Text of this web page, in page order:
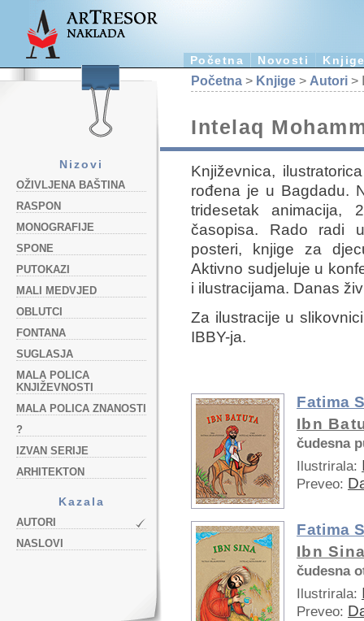
Početna Novosti
Nizovi
OŽIVLJENA BAŠTINA
RASPON
MONOGRAFIJE
SPONE
PUTOKAZI
MALI MEDVJED
OBLUTCI
FONTANA
SUGLASJA
MALA POLICA
KNJIŽEVNOSTI
MALA POLICA ZNANOSTI
?
IZVAN SERIJE
ARHITEKTON
Kazala
AUTORI
NASLOVI
Početna > Knjige > Autori >
Intelaq
Književnica,
rođena je u Bagdadu.
tridesetak
časopisa. Rado radi
posteri, knjige za
Aktivno sudjeluje u
i ilustracijama. Danas
Za ilustracije u
IBBY-ja.
Fatima
Ibn
čudesna
Ilustrirala:
Preveo:
Fatima
Ibn
čudesna
Ilustrirala:
Preveo: